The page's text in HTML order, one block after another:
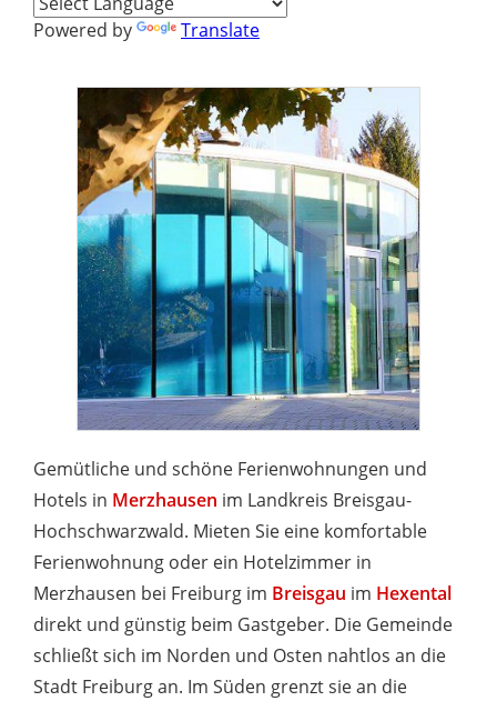
Powered by Translate
Gemütliche und schöne Ferienwohnungen und
Hotels in Merzhausen im Landkreis Breisgau-
Hochschwarzwald. Mieten Sie eine komfortable
Ferienwohnung oder ein Hotelzimmer in
Merzhausen bei Freiburg im Breisgau im Hexental
direkt und günstig beim Gastgeber. Die Gemeinde
schließt sich im Norden und Osten nahtlos an die
Stadt Freiburg an. Im Süden grenzt sie an die